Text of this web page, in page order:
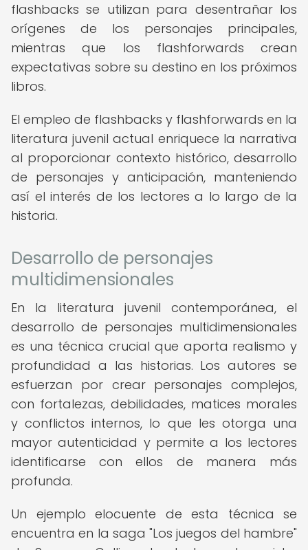
flashbacks se utilizan para desentrañar los
orígenes de los personajes principales,
mientras que los flashforwards crean
expectativas sobre su destino en los próximos
libros.
El empleo de flashbacks y flashforwards en la
literatura juvenil actual enriquece la narrativa
al proporcionar contexto histórico, desarrollo
de personajes y anticipación, manteniendo
así el interés de los lectores a lo largo de la
historia.
Desarrollo de personajes
multidimensionales
En la literatura juvenil contemporánea, el
desarrollo de personajes multidimensionales
es una técnica crucial que aporta realismo y
profundidad a las historias. Los autores se
esfuerzan por crear personajes complejos,
con fortalezas, debilidades, matices morales
y conflictos internos, lo que les otorga una
mayor autenticidad y permite a los lectores
identificarse con ellos de manera más
profunda.
Un ejemplo elocuente de esta técnica se
encuentra en la saga "Los juegos del hambre"